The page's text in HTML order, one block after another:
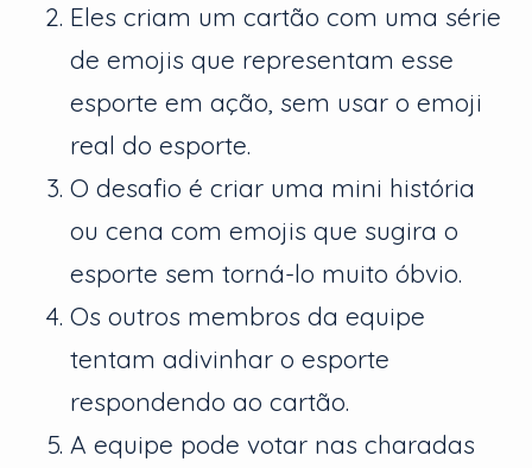
Eles criam um cartão com uma série
de emojis que representam esse
esporte em ação, sem usar o emoji
real do esporte.
O desafio é criar uma mini história
ou cena com emojis que sugira o
esporte sem torná-lo muito óbvio.
Os outros membros da equipe
tentam adivinhar o esporte
respondendo ao cartão.
A equipe pode votar nas charadas